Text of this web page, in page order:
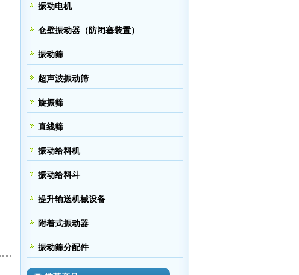
振动电机
仓壁振动器（防闭塞装置）
振动筛
超声波振动筛
旋振筛
直线筛
振动给料机
振动给料斗
提升输送机械设备
附着式振动器
振动筛分配件